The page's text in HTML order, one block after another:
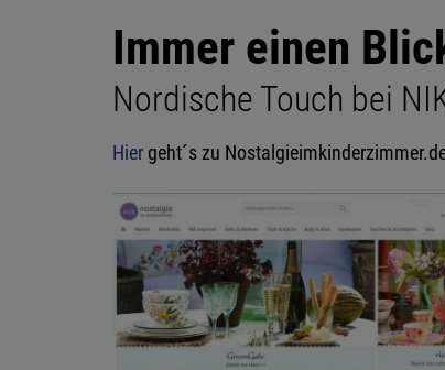
Immer einen
Nordische Touch bei
Hier geht´s zu